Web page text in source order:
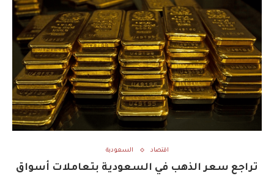
اقتصاد السعودية
تراجع سعر الذهب في السعودية بتعاملات أسواق